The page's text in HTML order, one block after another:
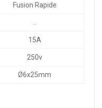
Fusion Rapide
15A
250v
Ø6x25mm